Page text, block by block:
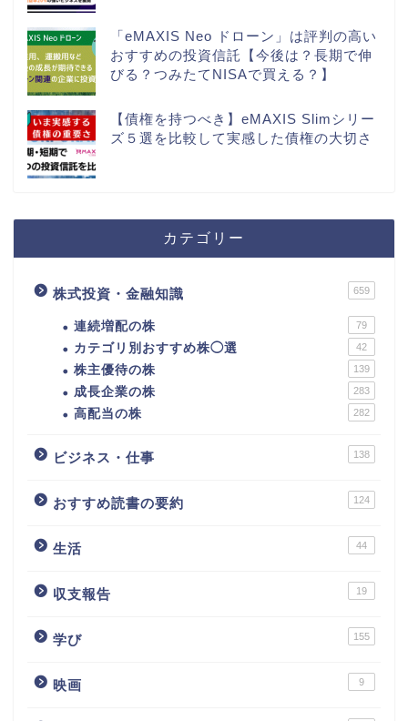
「eMAXIS Neo ドローン」は評判の高い
おすすめの投資信託【今後は？長期で伸
びる？つみたてNISAで買える？】
【債権を持つべき】eMAXIS Slimシリー
ズ５選を比較して実感した債権の大切さ
カテゴリー
株式投資・金融知識 659
連続増配の株 79
カテゴリ別おすすめ株◯選 42
株主優待の株 139
成長企業の株 283
高配当の株 282
ビジネス・仕事 138
おすすめ読書の要約 124
生活 44
収支報告 19
学び 155
映画 9